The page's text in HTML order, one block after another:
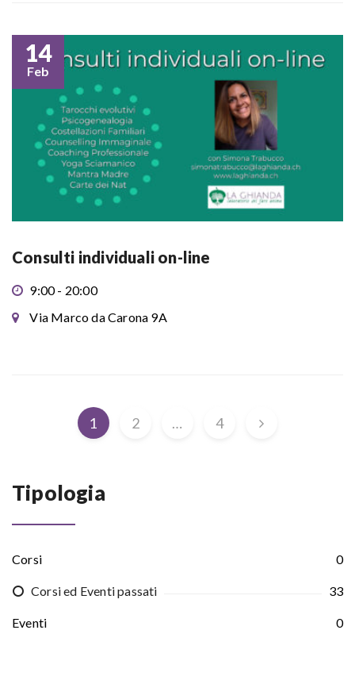
14
Feb
Consulti individuali on-line
9:00 - 20:00
Via Marco da Carona 9A
1 2 … 4
Tipologia
Corsi 0
Corsi ed Eventi passati 33
Eventi 0